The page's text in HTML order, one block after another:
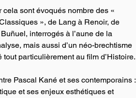
sont évoqués nombre des «
», de Lang à Renoir, de
interrogés à l’aune de la
mais aussi d’un néo-brechtisme
tout particulièrement au film d’Histoire.
Pascal Kané et ses contemporains :
et ses enjeux esthétiques et